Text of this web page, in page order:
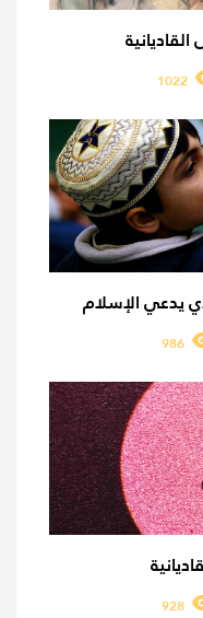
1022
يدعي الإسلام
986
928